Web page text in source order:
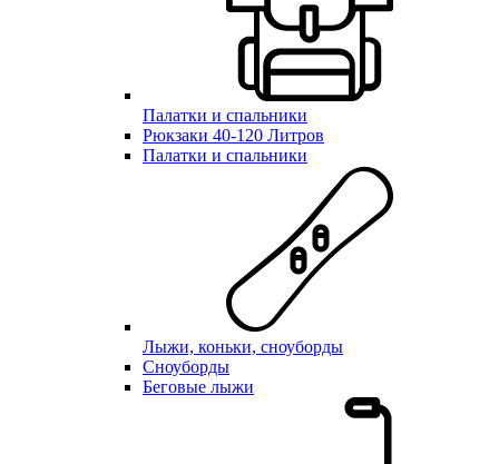
Палатки и спальники
Рюкзаки 40-120 Литров
Палатки и спальники
Лыжи, коньки, сноуборды
Сноуборды
Беговые лыжи